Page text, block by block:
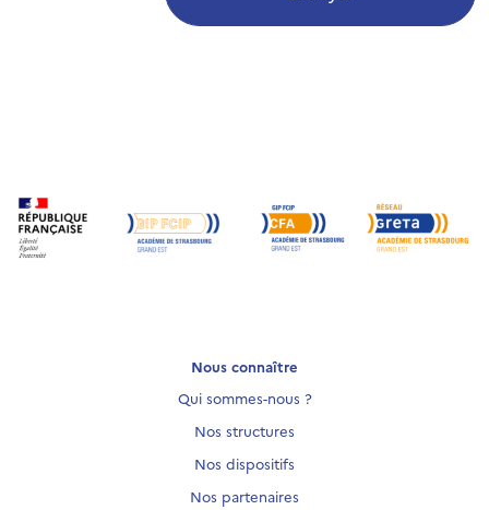
Nous connaître
Qui sommes-nous ?
Nos structures
Nos dispositifs
Nos partenaires